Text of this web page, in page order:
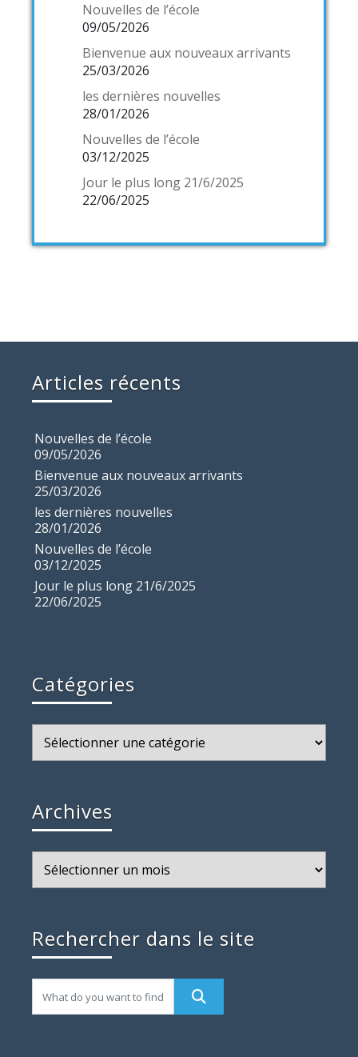
Nouvelles de l’école
09/05/2026
Bienvenue aux nouveaux arrivants
25/03/2026
les dernières nouvelles
28/01/2026
Nouvelles de l’école
03/12/2025
Jour le plus long 21/6/2025
22/06/2025
Articles récents
Nouvelles de l’école
09/05/2026
Bienvenue aux nouveaux arrivants
25/03/2026
les dernières nouvelles
28/01/2026
Nouvelles de l’école
03/12/2025
Jour le plus long 21/6/2025
22/06/2025
Catégories
Archives
Rechercher dans le site